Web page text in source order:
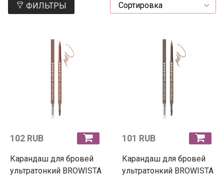
ФИЛЬТРЫ
102 RUB
Карандаш для бровей
ультратонкий BROWISTA
101 RUB
Карандаш для бровей
ультратонкий BROWISTA